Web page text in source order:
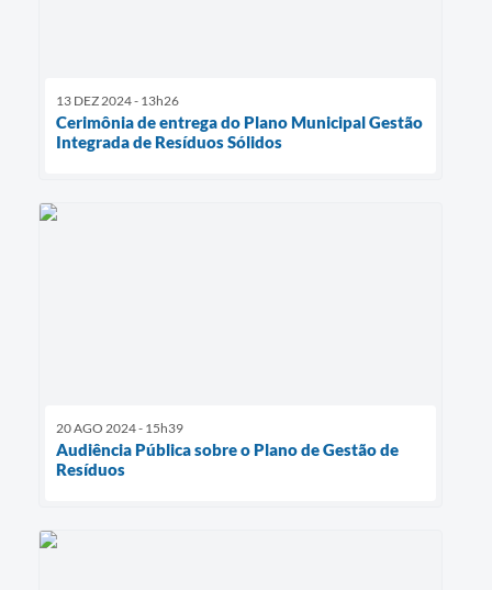
13 DEZ 2024 - 13h26
Cerimônia de entrega do Plano Municipal Gestão
Integrada de Resíduos Sólidos
20 AGO 2024 - 15h39
Audiência Pública sobre o Plano de Gestão de
Resíduos